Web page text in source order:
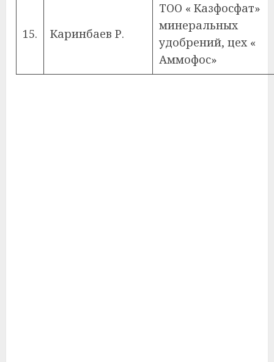
15. Каринбаев Р.
ТОО « Казфосфат»
минеральных
удобрений, цех «
Аммофос»